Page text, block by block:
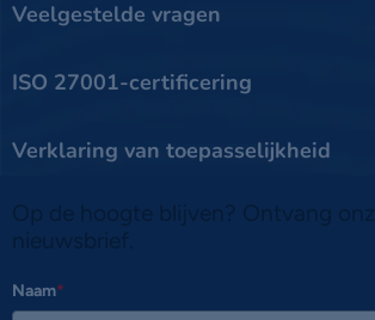
Veelgestelde vragen
ISO 27001-certificering
Verklaring van toepasselijkheid
Op de hoogte blijven? Ontvang
nieuwsbrief.
Naam*